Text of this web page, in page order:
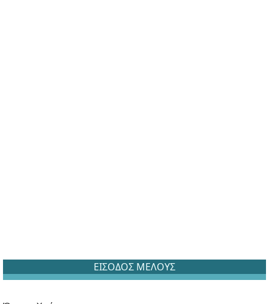
ΕΙΣΟΔΟΣ ΜΕΛΟΥΣ